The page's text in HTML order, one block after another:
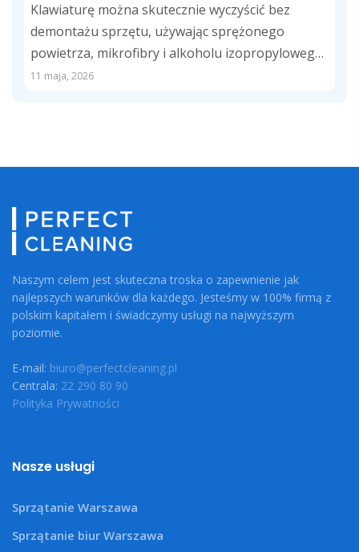
Klawiaturę można skutecznie wyczyścić bez
demontażu sprzętu, używając sprężonego
powietrza, mikrofibry i alkoholu izopropylowego.
Regularne usuwanie kurzu, tłustych śladów i...
11 maja, 2026
Naszym celem jest skuteczna troska o zapewnienie jak
najlepszych warunków dla każdego. Jesteśmy w 100% firmą z
polskim kapitałem i świadczymy usługi na najwyższym
poziomie.
E-mail: biuro@perfectcleaning.pl
Centrala: 22 290 80 90
Polityka Prywatności
Nasze usługi
Sprzątanie Warszawa
Sprzątanie biur Warszawa